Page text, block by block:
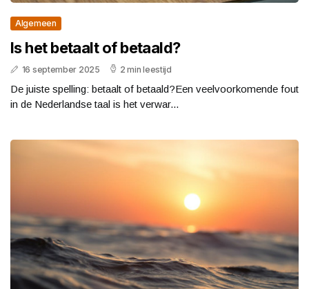
Algemeen
Is het betaalt of betaald?
16 september 2025 2 min leestijd
De juiste spelling: betaalt of betaald?Een veelvoorkomende fout
in de Nederlandse taal is het verwar...